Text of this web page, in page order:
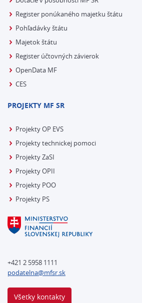
Register ponúkaného majetku štátu
Pohľadávky štátu
Majetok štátu
Register účtovných závierok
OpenData MF
CES
PROJEKTY MF SR
Projekty OP EVS
Projekty technickej pomoci
Projekty ZaSI
Projekty OPII
Projekty POO
Projekty PS
+421 2 5958 1111
podatelna@mfsr.sk
Všetky kontakty